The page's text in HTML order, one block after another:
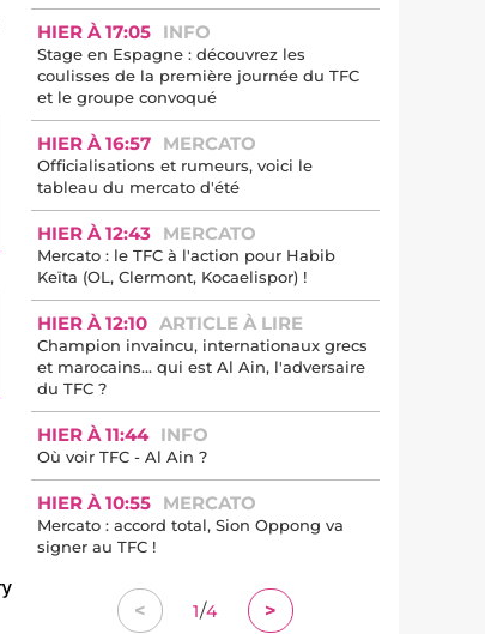
HIER À 17:05 INFO
Stage en Espagne : découvrez les
coulisses de la première journée du TFC
et le groupe convoqué
HIER À 16:57 MERCATO
Officialisations et rumeurs, voici le
tableau du mercato d'été
HIER À 12:43 MERCATO
Mercato : le TFC à l'action pour Habib
Keïta (OL, Clermont, Kocaelispor) !
HIER À 12:10 ARTICLE À LIRE
Champion invaincu, internationaux grecs
et marocains… qui est Al Ain, l'adversaire
du TFC ?
HIER À 11:44 INFO
Où voir TFC - Al Ain ?
HIER À 10:55 MERCATO
Mercato : accord total, Sion Oppong va
signer au TFC !
< 1/4 >